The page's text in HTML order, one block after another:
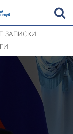
ЗАПИСКИ